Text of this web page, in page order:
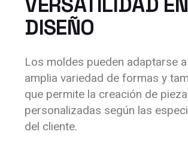
DISEÑO
Los moldes pueden adaptarse
amplia variedad de formas y
que permite la creación de
personalizadas según las
del cliente.